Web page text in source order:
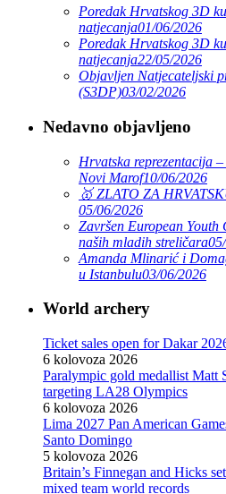
Poredak Hrvatskog 3D
natjecanja01/06/2026
Poredak Hrvatskog 3D
natjecanja22/05/2026
Objavljen Natjecateljski
(S3DP)03/02/2026
Nedavno objavljeno
Hrvatska reprezentacija
Novi Marof10/06/2026
🥇 ZLATO ZA
05/06/2026
Završen European
naših mladih streličara
Amanda Mlinarić i
u Istanbulu03/06/2026
World archery
Ticket sales open for Dakar
6 kolovoza 2026
Paralympic gold medallist Matt
targeting LA28 Olympics
6 kolovoza 2026
Lima 2027 Pan American
Santo Domingo
5 kolovoza 2026
Britain’s Finnegan and Hicks
mixed team world records